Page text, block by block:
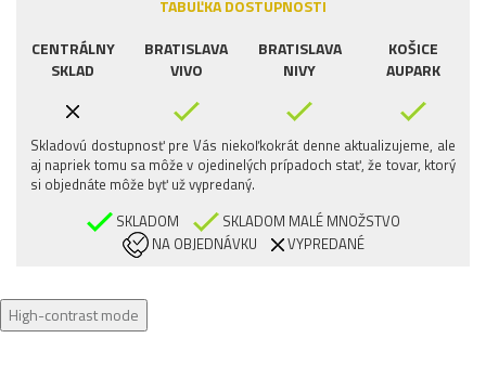
TABUĽKA DOSTUPNOSTI
CENTRÁLNY
SKLAD
BRATISLAVA
VIVO
BRATISLAVA
NIVY
KOŠICE
AUPARK
Skladovú dostupnosť pre Vás niekoľkokrát denne aktualizujeme, ale
aj napriek tomu sa môže v ojedinelých prípadoch stať, že tovar, ktorý
si objednáte môže byť už vypredaný.
SKLADOM
SKLADOM MALÉ MNOŽSTVO
NA OBJEDNÁVKU
VYPREDANÉ
High-contrast mode